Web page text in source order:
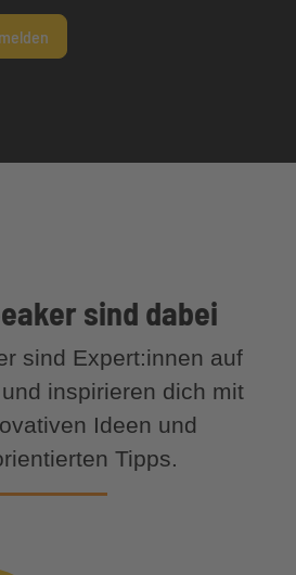
sind dabei
sind Expert:innen auf
inspirieren dich mit
Ideen und
Tipps.